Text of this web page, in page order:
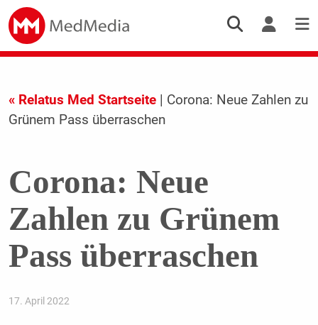
« Relatus Med Startseite| Corona: Neue Zahlen zu
Grünem Pass überraschen
Corona: Neue
Zahlen zu Grünem
Pass überraschen
17. April 2022